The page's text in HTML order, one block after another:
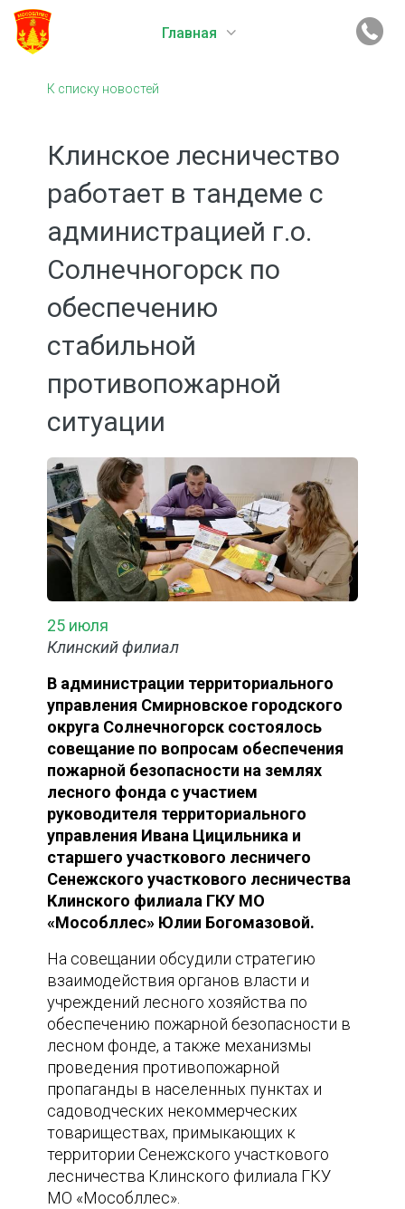
Главная
К списку новостей
Клинское лесничество
работает в тандеме с
администрацией г.о.
Солнечногорск по
обеспечению
стабильной
противопожарной
ситуации
25 июля
Клинский филиал
В администрации территориального
управления Смирновское городского
округа Солнечногорск состоялось
совещание по вопросам обеспечения
пожарной безопасности на землях
лесного фонда с участием
руководителя территориального
управления Ивана Цицильника и
старшего участкового лесничего
Сенежского участкового лесничества
Клинского филиала ГКУ МО
«Мособллес» Юлии Богомазовой.
На совещании обсудили стратегию
взаимодействия органов власти и
учреждений лесного хозяйства по
обеспечению пожарной безопасности в
лесном фонде, а также механизмы
проведения противопожарной
пропаганды в населенных пунктах и
садоводческих некоммерческих
товариществах, примыкающих к
территории Сенежского участкового
лесничества Клинского филиала ГКУ
МО «Мособллес».